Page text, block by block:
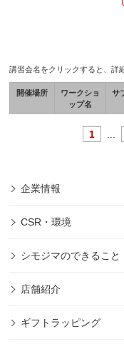
講習会名をクリックすると、詳
開催場所
ワークショ
ップ名
サ
1
企業情報
CSR・環境
シモジマのできること
店舗紹介
ギフトラッピング